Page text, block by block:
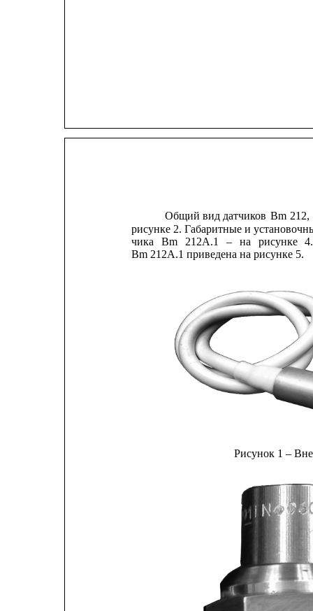
Общий вид датчиков Вm 212,
рисунке 2. Габаритные и
чика
Вm 212А.1 – на рисунке
4.
Вm 212А.1 приведена на рисунке 5.
Рисунок 1 –